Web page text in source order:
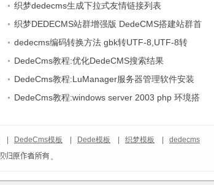
织梦dedecms生成下拉式友情链接列表
织梦DEDECMS站群增强版 DedeCMS搭建站群首
选dedecms编码转换方法 gbk转UTF-8,UTF-8转
GBK
DedeCms教程:优化DedeCMS搜索结果
DedeCms教程:LuManager服务器管理软件安装
DEDECMS软件
DedeCms教程:windows server 2003 php 环境搭
DedeCms模板 Dede模板 织梦模板
dedecms
。